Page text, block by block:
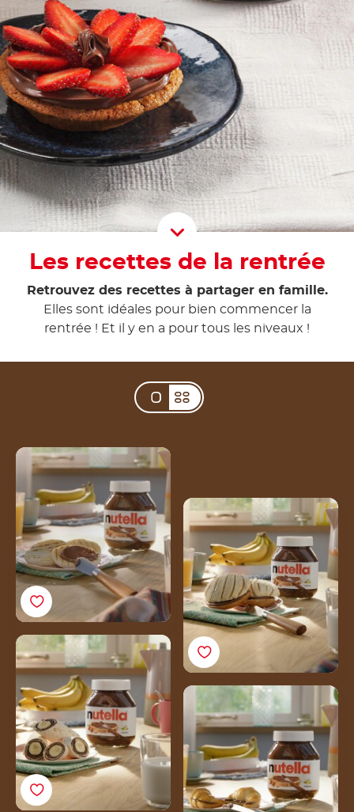
Scroll
Les recettes de la rentrée
Retrouvez des recettes à partager en famille.
Elles sont idéales pour bien commencer la
rentrée ! Et il y en a pour tous les niveaux !
Arepa au
Nutella®Recette
Concha au Nutella®
Burritos au Nutella®
Mezzaluna au Nutella®